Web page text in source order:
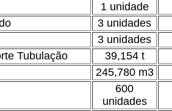
1 unidade
3 unidades
3 unidades
Tubulação 39,154 t
245,780 m3
600
unidades